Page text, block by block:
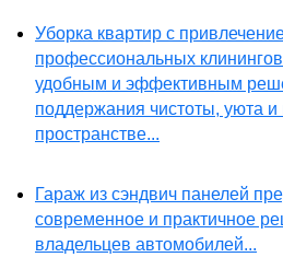
Уборка квартир с
профессиональных
удобным и эффективным
поддержания чистоты, уюта
пространстве...
Гараж из сэндвич панелей
современное и практичное
владельцев автомобилей...